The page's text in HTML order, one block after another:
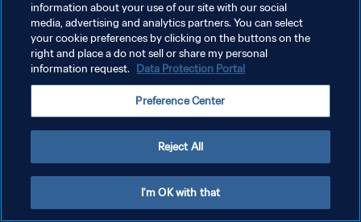
POLITIQUE DE CONFIDENTIALITÉ
CONDITIONS D'UTILISATION
GÉRER VOS PRÉFÉRENCES SUR LES COOKIES
information about your use of our site with our social
media, advertising and analytics partners. You can select
your cookie preferences by clicking on the buttons on the
right and place a do not sell or share my personal
information request. Data Protection Portal
Preference Center
Reject All
I'm OK with that